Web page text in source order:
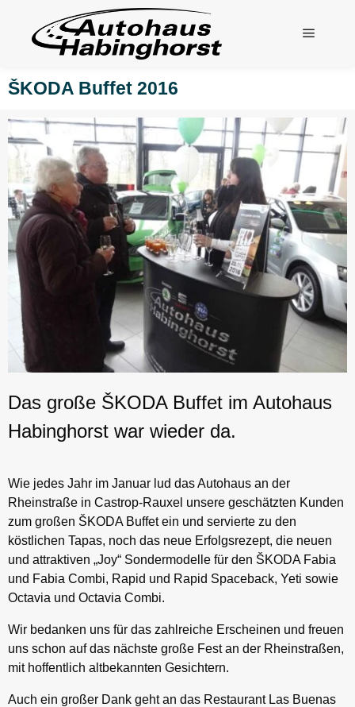
ŠKODA Buffet 2016
Das große ŠKODA Buffet im Autohaus
Habinghorst war wieder da.
Wie jedes Jahr im Januar lud das Autohaus an der
Rheinstraße in Castrop-Rauxel unsere geschätzten Kunden
zum großen ŠKODA Buffet ein und servierte zu den
köstlichen Tapas, noch das neue Erfolgsrezept, die neuen
und attraktiven „Joy“ Sondermodelle für den ŠKODA Fabia
und Fabia Combi, Rapid und Rapid Spaceback, Yeti sowie
Octavia und Octavia Combi.
Wir bedanken uns für das zahlreiche Erscheinen und freuen
uns schon auf das nächste große Fest an der Rheinstraßen,
mit hoffentlich altbekannten Gesichtern.
Auch ein großer Dank geht an das Restaurant Las Buenas